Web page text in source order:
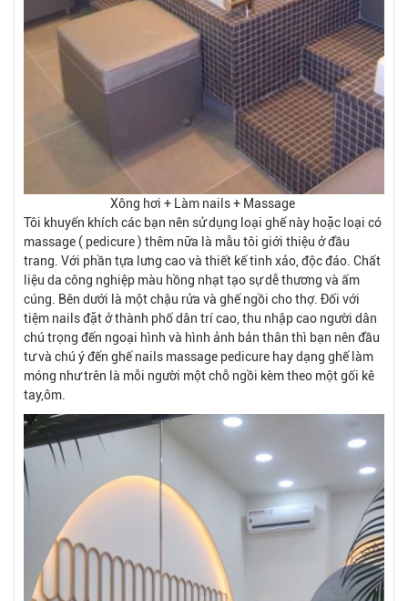
Xông hơi + Làm nails + Massage
Tôi khuyến khích các bạn nên sử dụng loại ghế này hoặc loại có
massage ( pedicure ) thêm nữa là mẫu tôi giới thiệu ở đầu
trang. Với phần tựa lưng cao và thiết kế tinh xảo, độc đáo. Chất
liệu da công nghiệp màu hồng nhạt tạo sự dễ thương và ấm
cúng. Bên dưới là một chậu rửa và ghế ngồi cho thợ. Đối với
tiệm nails đặt ở thành phố dân trí cao, thu nhập cao người dân
chú trọng đến ngoại hình và hình ảnh bản thân thì bạn nên đầu
tư và chú ý đến ghế nails massage pedicure hay dạng ghế làm
móng như trên là mỗi người một chỗ ngồi kèm theo một gối kê
tay,ôm.